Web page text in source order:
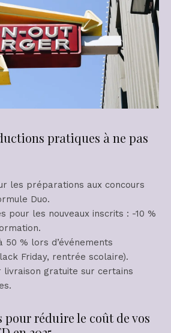
pratiques à ne pas
les préparations aux concours
Duo.
pour les nouveaux inscrits : -10 %
50 % lors d’événements
Friday, rentrée scolaire).
livraison gratuite sur certains
pour réduire le coût de vos